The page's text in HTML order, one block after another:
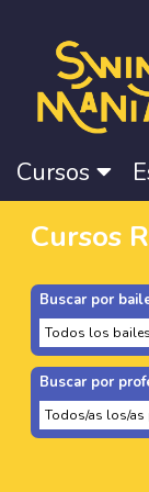
Cursos
Cursos
Buscar por
Buscar por